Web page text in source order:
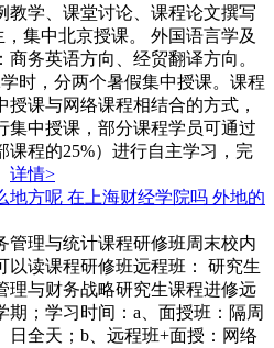
教学、课堂讨论、课程论文撰写
集中北京授课。 外国语言学及
务英语方向、经贸翻译方向。
时，分两个暑假集中授课。课程
课与网络课程相结合的方式，
集中授课，部分课程学员可通过
课程的25%）进行自主学习，完
详情>
地方呢 在上海财经学院吗 外地的
管理与统计课程研修班周末校内
以读课程研修班远程班： 研究生
理与财务战略研究生课程进修远
期；学习时间：a、面授班：隔周
日全天；b、远程班+面授：网络